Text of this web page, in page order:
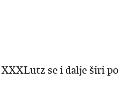
se i dalje širi po